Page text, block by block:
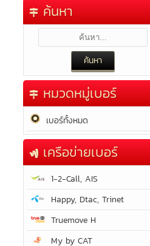
ค้นหา
หมวดหมู่เบอร์
เบอร์ทั้งหมด
เครือข่ายเบอร์
1-2-Call, AIS
Happy, Dtac, Trinet
Truemove H
My by CAT